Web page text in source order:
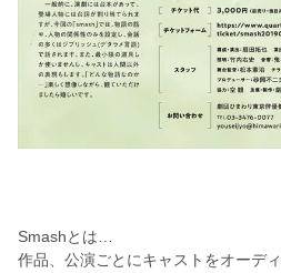
Smashとは…
作品、公演ごとにキャストをオーデ